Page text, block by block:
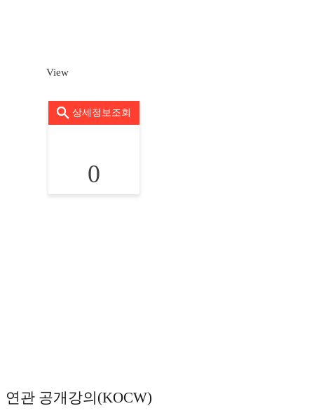
View
상세정보조회
0
연관 공개강의(KOCW)